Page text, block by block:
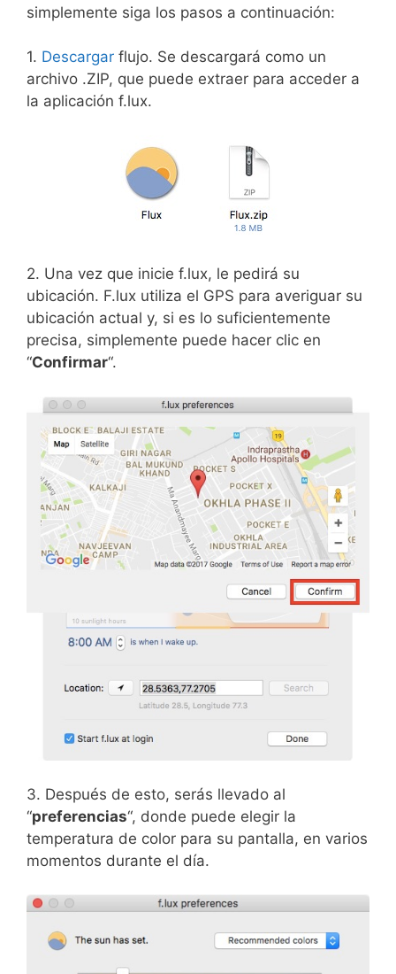
simplemente siga los pasos a continuación:
1. Descargar flujo. Se descargará como un
archivo .ZIP, que puede extraer para acceder a
la aplicación f.lux.
2. Una vez que inicie f.lux, le pedirá su
ubicación. F.lux utiliza el GPS para averiguar su
ubicación actual y, si es lo suficientemente
precisa, simplemente puede hacer clic en
“Confirmar“.
3. Después de esto, serás llevado al
“preferencias“, donde puede elegir la
temperatura de color para su pantalla, en varios
momentos durante el día.